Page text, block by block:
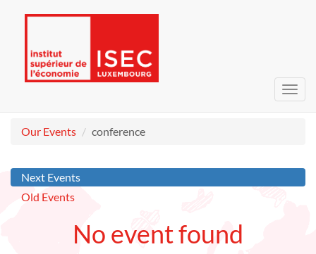
Our Events
conference
Next Events
Old Events
No event found